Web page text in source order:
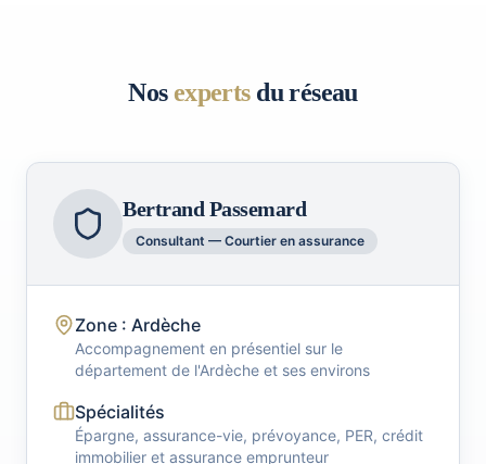
Nosexpertsdu réseau
Bertrand Passemard
Consultant — Courtier en assurance
Zone : Ardèche
Accompagnement en présentiel sur le
département de l'Ardèche et ses environs
Spécialités
Épargne, assurance-vie, prévoyance, PER, crédit
immobilier et assurance emprunteur